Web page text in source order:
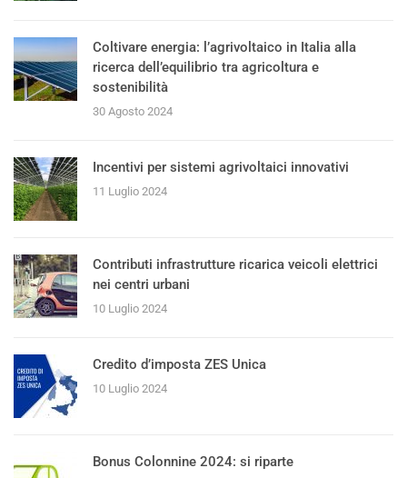
Coltivare energia: l’agrivoltaico in Italia alla
ricerca dell’equilibrio tra agricoltura e
sostenibilità
30 Agosto 2024
Incentivi per sistemi agrivoltaici innovativi
11 Luglio 2024
Contributi infrastrutture ricarica veicoli elettrici
nei centri urbani
10 Luglio 2024
Credito d’imposta ZES Unica
10 Luglio 2024
Bonus Colonnine 2024: si riparte